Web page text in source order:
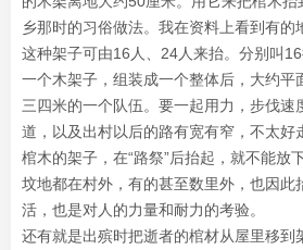
乡那时的习俗做法。我在资料上看到有的
这种架子可由16人、24人来抬。分别叫
一个木架子，组装成一个整体后，大约平
三四米的一个队伍。要一起用力，步伐速
道，以及出村以后的路有宽有窄，不太好
棺木的架子，在“路祭”后抬起，就不能放
坟地都在村外，有的甚至数里外，也因此
活，也是对人的力量和耐力的考验。
还有就是出殡时把逝者的棺材从屋里移到